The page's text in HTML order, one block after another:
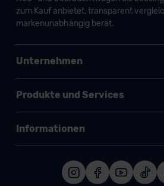
zum Kauf anbietet, transparent
markenunabhängig berät.
Unternehmen
Produkte und Services
Informationen